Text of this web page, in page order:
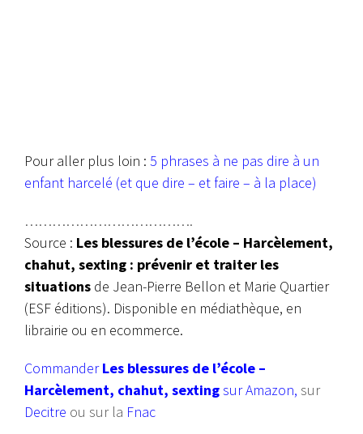
Pour aller plus loin : 5 phrases à ne pas dire à un
enfant harcelé (et que dire – et faire – à la place)
……………………………….
Source : Les blessures de l’école – Harcèlement,
chahut, sexting : prévenir et traiter les
situations de Jean-Pierre Bellon et Marie Quartier
(ESF éditions). Disponible en médiathèque, en
librairie ou en ecommerce.
CommanderLes blessures de l’école –
Harcèlement, chahut, sextingsur Amazon, sur
Decitre ou sur la Fnac